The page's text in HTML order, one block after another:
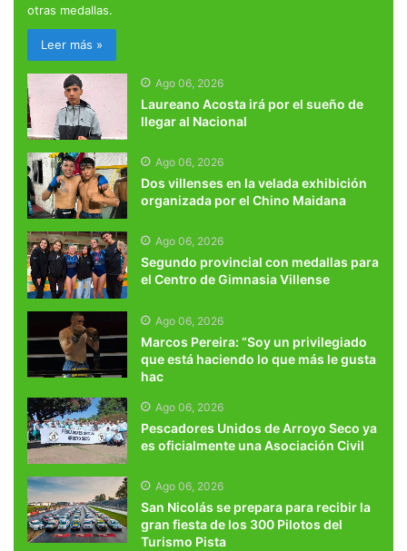
otras medallas.
Leer más »
Ago 06, 2026
Laureano Acosta irá por el sueño de
llegar al Nacional
Ago 06, 2026
Dos villenses en la velada exhibición
organizada por el Chino Maidana
Ago 06, 2026
Segundo provincial con medallas para
el Centro de Gimnasia Villense
Ago 06, 2026
Marcos Pereira: “Soy un privilegiado
que está haciendo lo que más le gusta
hac
Ago 06, 2026
Pescadores Unidos de Arroyo Seco ya
es oficialmente una Asociación Civil
Ago 06, 2026
San Nicolás se prepara para recibir la
gran fiesta de los 300 Pilotos del
Turismo Pista